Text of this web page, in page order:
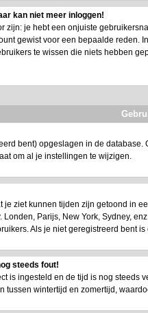
kan niet meer inloggen!
zijn: je hebt een onjuiste
gewist voor een bepaalde reden.
te wissen die niets hebben
bent) opgeslagen in de database.
om al je instellingen te wijzigen.
je ziet kunnen tijden zijn getoond in
Parijs, New York, Sydney,
Als je niet geregistreerd bent
steeds fout!
is ingesteld en de tijd is nog
tussen wintertijd en zomertijd,